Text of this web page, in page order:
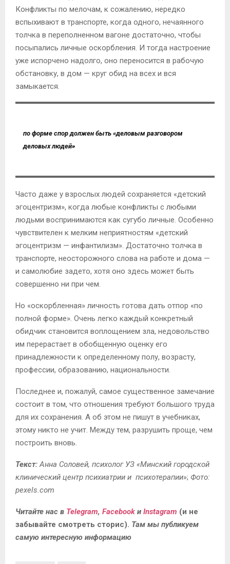
Конфликты по мелочам, к сожалению, нередко
вспыхивают в транспорте, когда одного, нечаянного
толчка в переполненном вагоне достаточно, чтобы
посыпались личные оскорбления. И тогда настроение
уже испорчено надолго, оно переносится в рабочую
обстановку, в дом — круг обид на всех и вся
замыкается.
по форме спор должен быть «деловым разговором
деловых людей»
Часто даже у взрослых людей сохраняется «детский
эгоцентризм», когда любые конфликты с любыми
людьми воспринимаются как сугубо личные. Особенно
чувствителен к мелким неприятностям «детский
эгоцентризм — инфантилизм». Достаточно толчка в
транспорте, неосторожного слова на работе и дома —
и самолюбие задето, хотя оно здесь может быть
совершенно ни при чем.
Но «оскорбленная» личность готова дать отпор «по
полной форме». Очень легко каждый конкретный
обидчик становится воплощением зла, недовольство
им перерастает в обобщенную оценку его
принадлежности к определенному полу, возрасту,
профессии, образованию, национальности.
Последнее и, пожалуй, самое существенное замечание
состоит в том, что отношения требуют большого труда
для их сохранения. А об этом не пишут в учебниках,
этому никто не учит. Между тем, разрушить проще, чем
построить вновь.
Текст:Анна Соловей, психолог УЗ «Минский городской
клинический центр психиатрии и психотерапии»; Фото:
pexels.com
Читайте нас в Telegram, Facebook и Instagram (и не
забывайте смотреть сторис). Там мы публикуем
самую интересную информацию